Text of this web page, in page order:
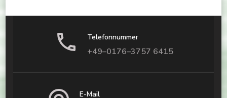
Telefonnummer
+49–0176–3757 6415
E-Mail